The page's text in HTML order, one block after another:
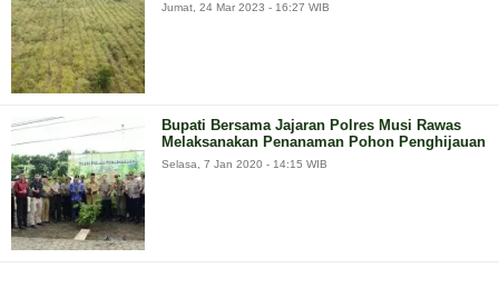
Jumat, 24 Mar 2023 - 16:27 WIB
Bupati Bersama Jajaran Polres Musi Rawas
Melaksanakan Penanaman Pohon Penghijauan
Selasa, 7 Jan 2020 - 14:15 WIB